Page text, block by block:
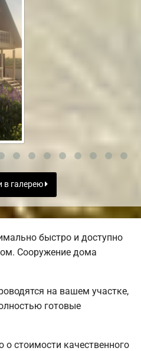
в галерею
быстро и доступно
Сооружение дома
на вашем участке,
готовые
стоимости качественного